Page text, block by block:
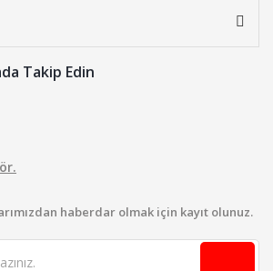
Takip Edin
haberdar olmak için kayıt olunuz.